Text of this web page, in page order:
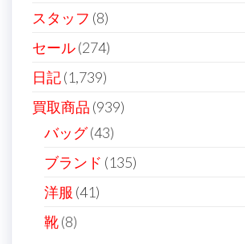
スタッフ (8)
セール(274)
日記(1,739)
買取商品 (939)
バッグ(43)
ブランド (135)
洋服 (41)
靴(8)